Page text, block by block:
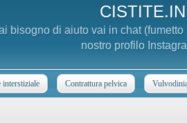
bisogno di aiuto vai in chat
nostro profilo
interstiziale Contrattura pelvica